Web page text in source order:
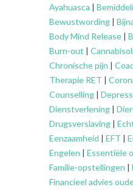
Ayahuasca |
Bewustwording |
Body Mind Release |
Burn-out |
Chronische pijn |
Therapie RET |
Counselling |
Dienstverlening |
Drugsverslaving |
Eenzaamheid | EFT |
Engelen | Essentiële
Familie-opstellingen |
Financieel advies